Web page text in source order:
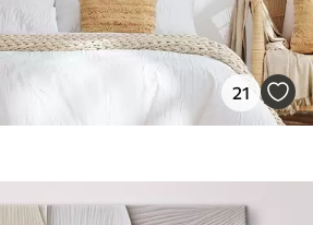
21